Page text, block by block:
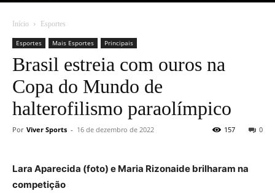
Início Esportes
Esportes Mais Esportes Principais
Brasil estreia com ouros na
Copa do Mundo de
halterofilismo paraolímpico
Por Viver Sports - 16 de dezembro de 2022 0
157
Lara Aparecida (foto) e Maria Rizonaide brilharam na
competição